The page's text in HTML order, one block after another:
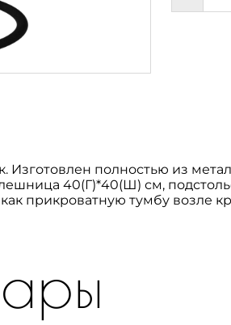
Изготовлен полностью из
40(Г)*40(Ш) см,
прикроватную тумбу возле